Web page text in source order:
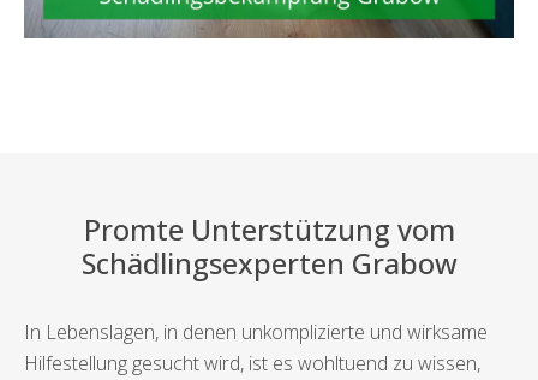
Promte Unterstützung vom
Schädlingsexperten Grabow
In Lebenslagen, in denen unkomplizierte und wirksame
Hilfestellung gesucht wird, ist es wohltuend zu wissen,